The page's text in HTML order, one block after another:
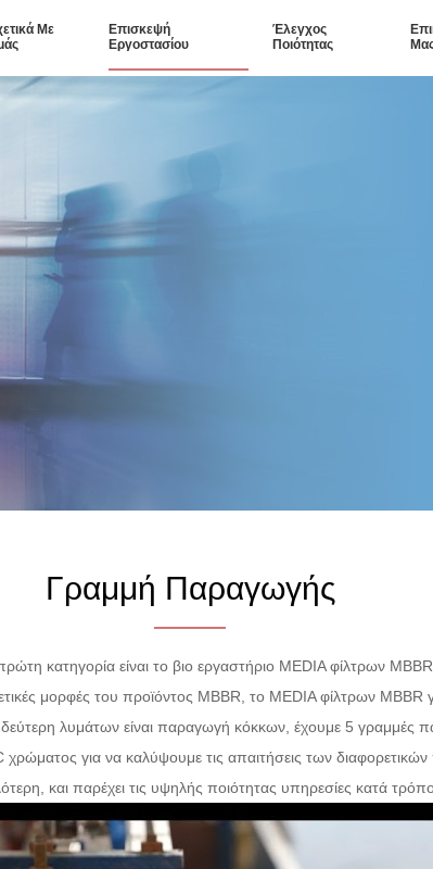
Με
Επισκεψή
Εργοστασίου
Έλεγχος
Ποιότητας
Γραμμή Παραγωγής
κατηγορία είναι το βιο εργαστήριο MEDIA φίλτρων
μορφές του προϊόντος MBBR, το MEDIA φίλτρων MBBR
δεύτερη λυμάτων είναι παραγωγή κόκκων, έχουμε 5 γραμμές
χρώματος για να καλύψουμε τις απαιτήσεις των
και παρέχει τις υψηλής ποιότητας υπηρεσίες κατά